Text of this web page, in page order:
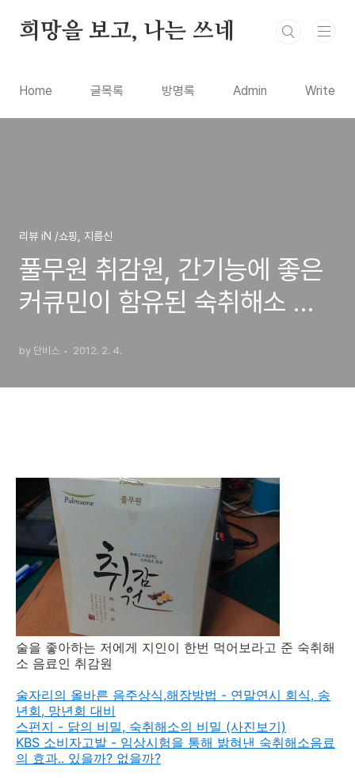
희망을 보고, 나는 쓰네
Home 글목록 방명록 Admin Write
리뷰 iN /쇼핑, 지름신
풀무원 취감원, 간기능에 좋은
커큐민이 함유된 숙취해소 음
by 단비스 2012. 2. 4.
술을 좋아하는 저에게 지인이 한번 먹어보라고 준 숙취해
소 음료인 취감원
술자리의 올바른 음주상식,해장방법 - 연말연시 회식, 송
년회, 망년회 대비
스펀지 - 닭의 비밀, 숙취해소의 비밀 (사진보기)
KBS 소비자고발 - 임상시험을 통해 밝혀낸 숙취해소음료
의 효과.. 있을까? 없을까?